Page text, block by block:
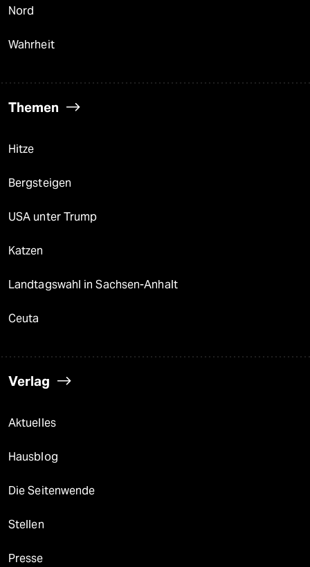
Nord
Wahrheit
Themen
Hitze
Bergsteigen
USA unter Trump
Katzen
Landtagswahl in Sachsen-Anhalt
Ceuta
Verlag
Aktuelles
Hausblog
Die Seitenwende
Stellen
Presse